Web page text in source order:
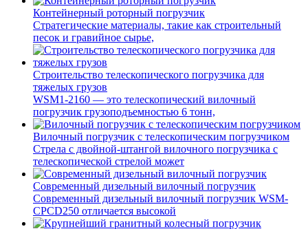
Контейнерный роторный погрузчик
Стратегические материалы, такие как строительный
песок и гравийное сырье,
Строительство телескопического погрузчика для
тяжелых грузов
WSM1-2160 — это телескопический вилочный
погрузчик грузоподъемностью 6 тонн,
Вилочный погрузчик с телескопическим погрузчиком
Стрела с двойной-штангой вилочного погрузчика с
телескопической стрелой может
Современный дизельный вилочный погрузчик
Современный дизельный вилочный погрузчик WSM-
CPCD250 отличается высокой